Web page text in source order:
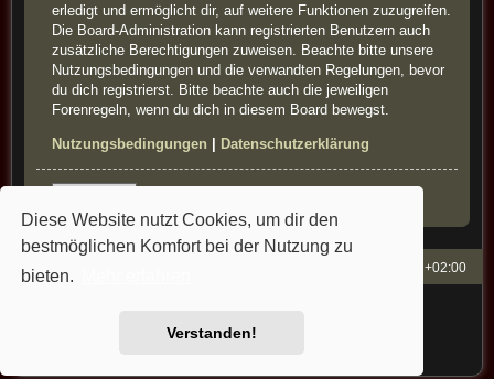
Diese Website nutzt Cookies, um dir den
bestmöglichen Komfort bei der Nutzung zu
bieten.
Verstanden!
erledigt und ermöglicht dir, auf weitere Funktionen zuzugreifen.
Die Board-Administration kann registrierten Benutzern auch
zusätzliche Berechtigungen zuweisen. Beachte bitte unsere
Nutzungsbedingungen und die verwandten Regelungen, bevor
du dich registrierst. Bitte beachte auch die jeweiligen
Forenregeln, wenn du dich in diesem Board bewegst.
Nutzungsbedingungen Datenschutzerklärung
French-Classics UTC+02:00
Deutsche Übersetzung durchphpBB.de